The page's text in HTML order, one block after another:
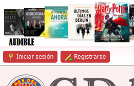
Iniciar sesión Registrarse